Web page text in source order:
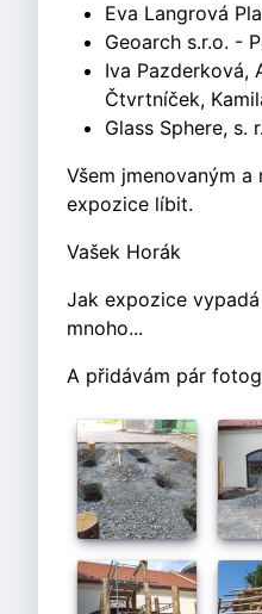
Eva Langrová
Geoarch s.r.o. -
Iva Pazderková,
Čtvrtníček,
Glass Sphere, s.
Všem jmenovaným
expozice líbit.
Vašek Horák
Jak expozice
mnoho...
A přidávám pár